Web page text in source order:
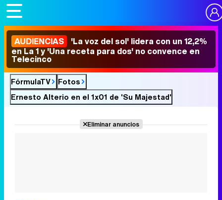
AUDIENCIAS 'La voz del sol' lidera con un 12,2%
en La 1 y 'Una receta para dos' no convence en
Telecinco
FórmulaTV
Fotos
Ernesto Alterio en el 1x01 de 'Su Majestad'
Eliminar anuncios